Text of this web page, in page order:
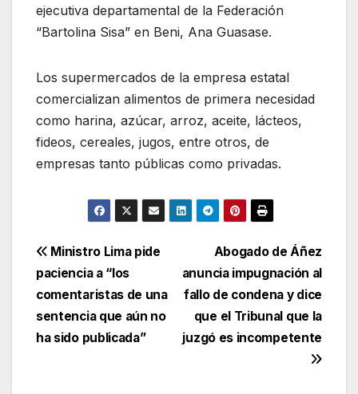
ejecutiva departamental de la Federación
“Bartolina Sisa” en Beni, Ana Guasase.
Los supermercados de la empresa estatal
comercializan alimentos de primera necesidad
como harina, azúcar, arroz, aceite, lácteos,
fideos, cereales, jugos, entre otros, de
empresas tanto públicas como privadas.
Navegación
de
entradas
Abogado de Áñez
anuncia impugnación al
fallo de condena y dice
que el Tribunal que la
juzgó es incompetente
Ministro Lima pide
paciencia a “los
comentaristas de una
sentencia que aún no
ha sido publicada”